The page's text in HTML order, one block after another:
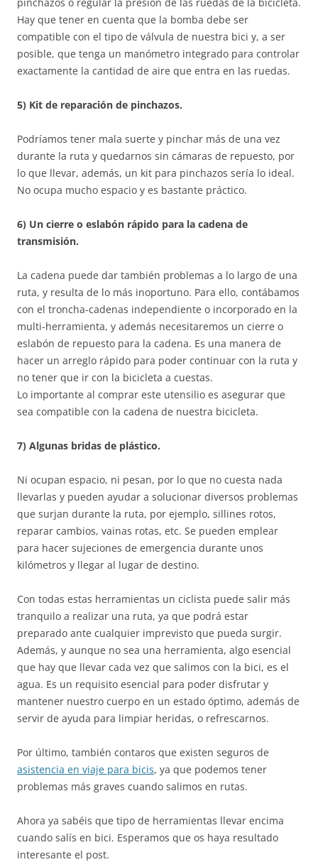
Hay que tener en cuenta que la bomba debe ser
compatible con el tipo de válvula de nuestra bici y, a ser
posible, que tenga un manómetro integrado para controlar
exactamente la cantidad de aire que entra en las ruedas.
5) Kit de reparación de pinchazos.
Podríamos tener mala suerte y pinchar más de una vez
durante la ruta y quedarnos sin cámaras de repuesto, por
lo que llevar, además, un kit para pinchazos sería lo ideal.
No ocupa mucho espacio y es bastante práctico.
6) Un cierre o eslabón rápido para la cadena de
transmisión.
La cadena puede dar también problemas a lo largo de una
ruta, y resulta de lo más inoportuno. Para ello, contábamos
con el troncha-cadenas independiente o incorporado en la
multi-herramienta, y además necesitaremos un cierre o
eslabón de repuesto para la cadena. Es una manera de
hacer un arreglo rápido para poder continuar con la ruta y
no tener que ir con la bicicleta a cuestas.
Lo importante al comprar este utensilio es asegurar que
sea compatible con la cadena de nuestra bicicleta.
7) Algunas bridas de plástico.
Ni ocupan espacio, ni pesan, por lo que no cuesta nada
llevarlas y pueden ayudar a solucionar diversos problemas
que surjan durante la ruta, por ejemplo, sillines rotos,
reparar cambios, vainas rotas, etc. Se pueden emplear
para hacer sujeciones de emergencia durante unos
kilómetros y llegar al lugar de destino.
Con todas estas herramientas un ciclista puede salir más
tranquilo a realizar una ruta, ya que podrá estar
preparado ante cualquier imprevisto que pueda surgir.
Además, y aunque no sea una herramienta, algo esencial
que hay que llevar cada vez que salimos con la bici, es el
agua. Es un requisito esencial para poder disfrutar y
mantener nuestro cuerpo en un estado óptimo, además de
servir de ayuda para limpiar heridas, o refrescarnos.
Por último, también contaros que existen seguros de
asistencia en viaje para bicis, ya que podemos tener
problemas más graves cuando salimos en rutas.
Ahora ya sabéis que tipo de herramientas llevar encima
cuando salís en bici. Esperamos que os haya resultado
interesante el post.